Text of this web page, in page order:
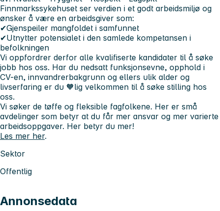
Finnmarkssykehuset ser verdien i et godt arbeidsmiljø og
ønsker å være en arbeidsgiver som:
✔Gjenspeiler mangfoldet i samfunnet
✔Utnytter potensialet i den samlede kompetansen i
befolkningen
Vi oppfordrer derfor alle kvalifiserte kandidater til å søke
jobb hos oss. Har du nedsatt funksjonsevne, opphold i
CV-en, innvandrerbakgrunn og ellers ulik alder og
livserfaring er du 🧡lig velkommen til å søke stilling hos
oss.
Vi søker de tøffe og fleksible fagfolkene. Her er små
avdelinger som betyr at du får mer ansvar og mer varierte
arbeidsoppgaver. Her betyr du mer!
Les mer her.
Sektor
Offentlig
Annonsedata